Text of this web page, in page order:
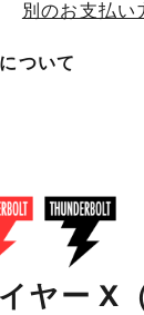
別のお支払い
ついて
ヤー X